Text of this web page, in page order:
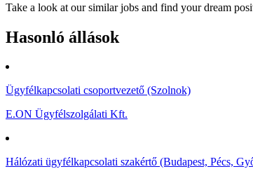
Take a look at our similar jobs and find your dream
Hasonló állások
Ügyfélkapcsolati csoportvezető (Szolnok)
E.ON Ügyfélszolgálati Kft.
Hálózati ügyfélkapcsolati szakértő (Budapest, Pécs,